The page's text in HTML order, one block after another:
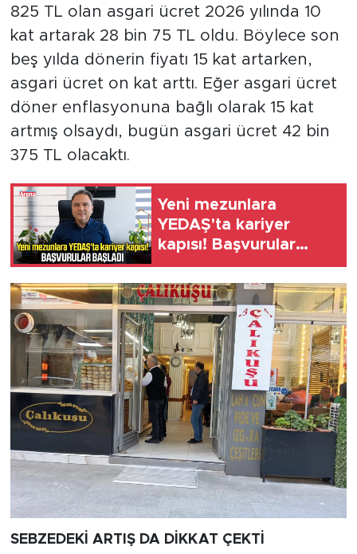
825 TL olan asgari ücret 2026 yılında 10
kat artarak 28 bin 75 TL oldu. Böylece son
beş yılda dönerin fiyatı 15 kat artarken,
asgari ücret on kat arttı. Eğer asgari ücret
döner enflasyonuna bağlı olarak 15 kat
artmış olsaydı, bugün asgari ücret 42 bin
375 TL olacaktı.
Yeni mezunlara
YEDAŞ'ta kariyer
kapısı! Başvurular
başladı
SEBZEDEKİ ARTIŞ DA DİKKAT ÇEKTİ